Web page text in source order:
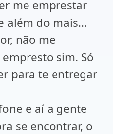
me emprestar
além do mais...
não me
sim. Só
para te entregar
e aí a gente
se encontrar, o